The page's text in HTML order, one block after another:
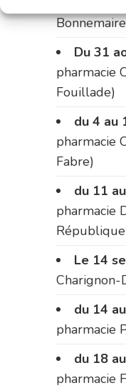
Du 31
pharmacie
Fouillade)
du 4 au
pharmacie
Fabre)
du 11
pharmacie
Le 14
Charignon-
du 14
pharmacie
du 18
pharmacie